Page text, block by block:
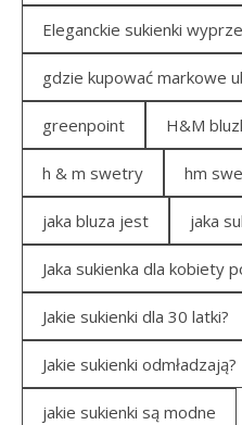
Eleganckie sukienki
gdzie kupować markowe
greenpoint H&M
h & m swetry hm
jaka bluza jest jaka
Jaka sukienka dla kobiety
Jakie sukienki dla 30 latki?
Jakie sukienki odmładzają?
jakie sukienki są modne